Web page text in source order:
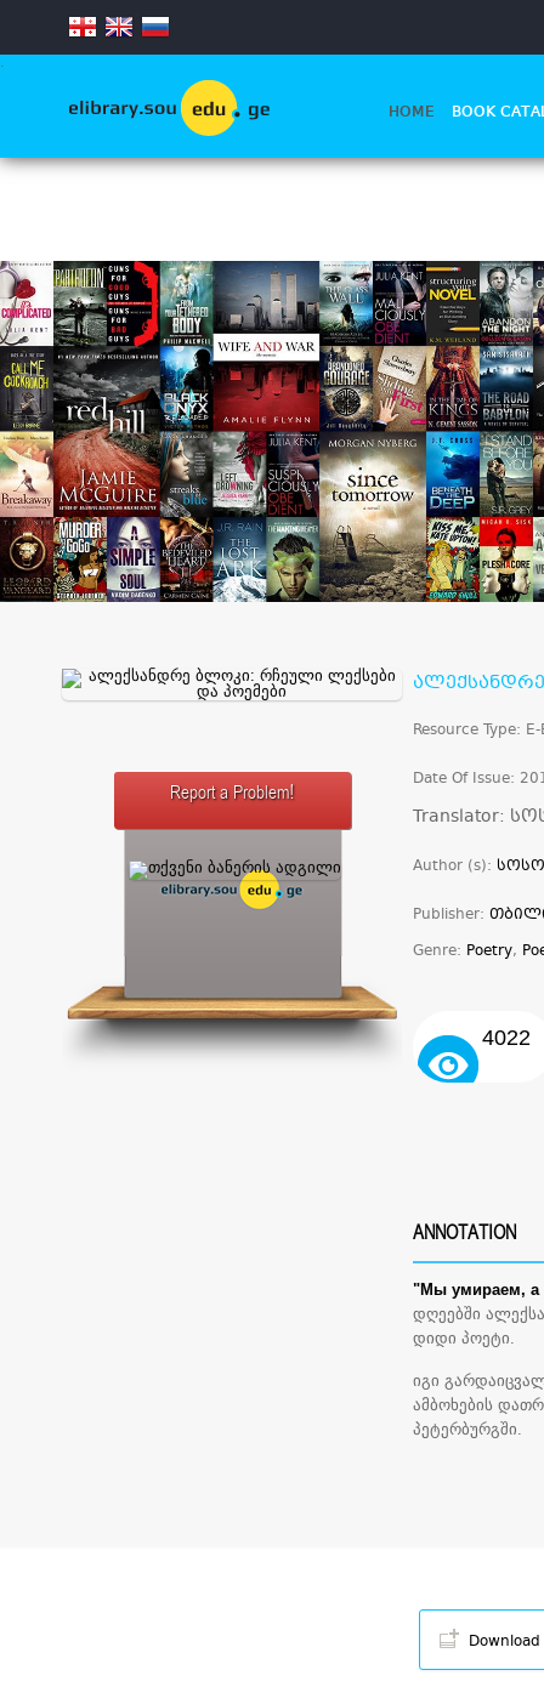
.
HOME BOOK
Report a Problem!
Resource Type:
Date Of Issue:
Translator:
Author (s):
Publisher:
Genre: Poetry,
4022
ANNOTATION
"Мы умираем, а
დღეებში
დიდი პოეტი.
იგი
ამბოხების
პეტერბურგში.
Download